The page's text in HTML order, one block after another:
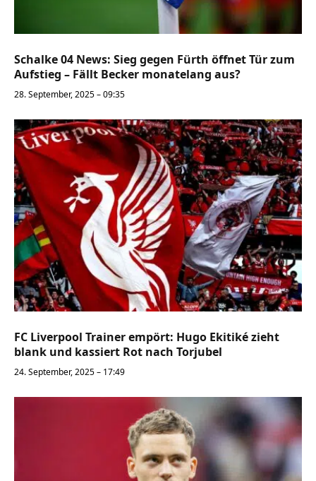
Schalke 04 News: Sieg gegen Fürth öffnet Tür zum
Aufstieg – Fällt Becker monatelang aus?
28. September, 2025 – 09:35
FC Liverpool Trainer empört: Hugo Ekitiké zieht
blank und kassiert Rot nach Torjubel
24. September, 2025 – 17:49